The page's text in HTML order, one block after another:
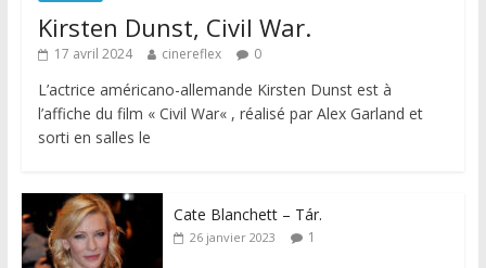
Kirsten Dunst, Civil War.
17 avril 2024 cinereflex 0
L’actrice américano-allemande Kirsten Dunst est à
l’affiche du film « Civil War« , réalisé par Alex Garland et
sorti en salles le
Cate Blanchett – Tár.
26 janvier 2023 1